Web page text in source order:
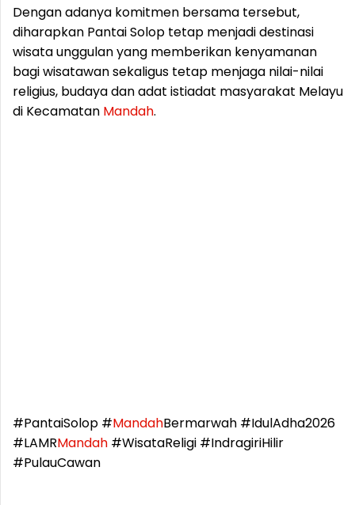
Dengan adanya komitmen bersama tersebut,
diharapkan Pantai Solop tetap menjadi destinasi
wisata unggulan yang memberikan kenyamanan
bagi wisatawan sekaligus tetap menjaga nilai-nilai
religius, budaya dan adat istiadat masyarakat Melayu
di Kecamatan Mandah.
#PantaiSolop #MandahBermarwah #IdulAdha2026
#LAMRMandah #WisataReligi #IndragiriHilir
#PulauCawan